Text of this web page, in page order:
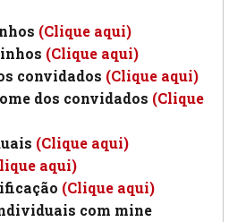
(Clique aqui)
(Clique aqui)
convidados (Clique aqui)
dos convidados (Clique
(Clique aqui)
aqui)
(Clique aqui)
com mine